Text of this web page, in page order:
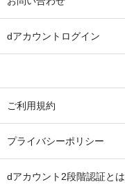
dアカウントログイン
ご利用規約
プライバシーポリシー
dアカウント2段階認証とは